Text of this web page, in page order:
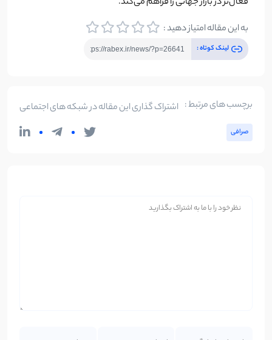
به این مقاله امتیاز دهید :
لینک کوتاه :
برچسب های مرتبط :
صرافی
اشتراک گذاری این مقاله در شبکه های اجتماعی